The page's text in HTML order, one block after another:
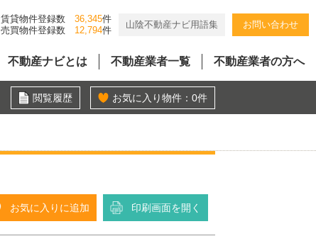
賃貸物件登録数 36,345件
売買物件登録数
12,794件
山陰不動産ナビ用語集 お問い合わせ
不動産ナビとは 不動産業者一覧 不動産業者の方へ
閲覧履歴 お気に入り物件： 0件
お気に入りに追加 印刷画面を開く